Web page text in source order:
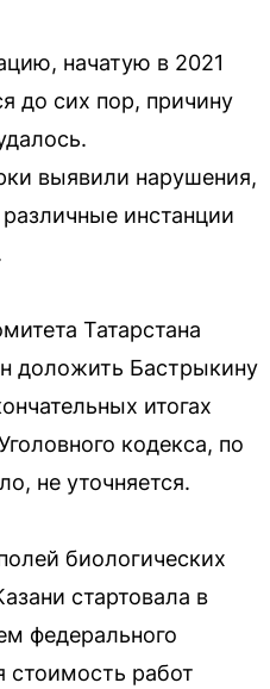
начатую в 2021
до сих пор, причину
выявили нарушения,
инстанции
Татарстана
доложить Бастрыкину
итогах
кодекса, по
не уточняется.
биологических
стартовала в
федерального
работ